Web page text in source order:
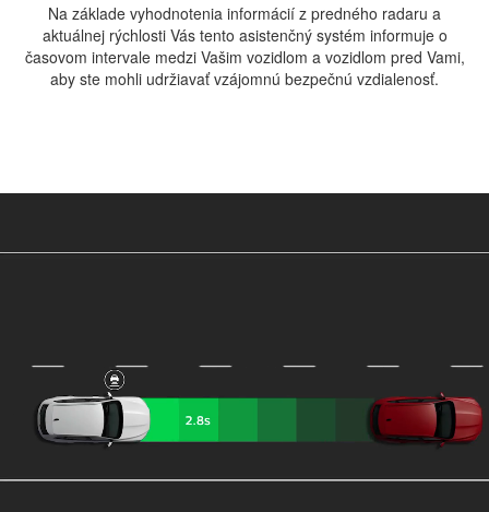
Na základe vyhodnotenia informácií z predného radaru a
aktuálnej rýchlosti Vás tento asistenčný systém informuje o
časovom intervale medzi Vašim vozidlom a vozidlom pred Vami,
aby ste mohli udržiavať vzájomnú bezpečnú vzdialenosť.